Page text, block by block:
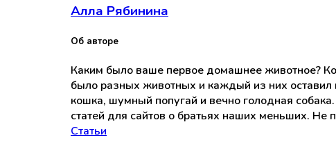
Алла Рябинина
Об авторе
Каким было ваше первое домашнее животное?
было разных животных и каждый из них
кошка, шумный попугай и вечно голодная
статей для сайтов о братьях наших меньших. Не
Статьи